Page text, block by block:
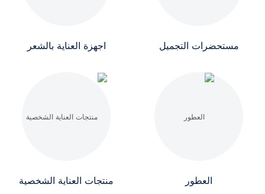
مستحضرات التجميل اجهزة العناية بالشعر
العطور منتجات العناية الشخصية